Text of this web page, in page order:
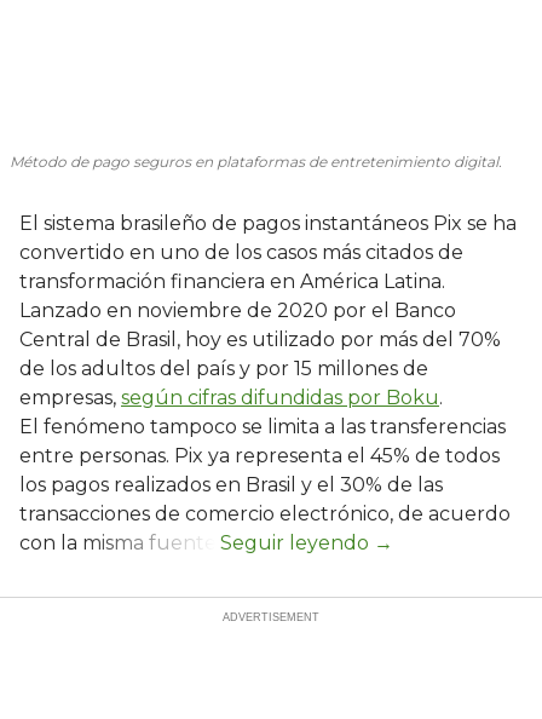
Método de pago seguros en plataformas de entretenimiento digital.
El sistema brasileño de pagos instantáneos Pix se ha
convertido en uno de los casos más citados de
transformación financiera en América Latina.
Lanzado en noviembre de 2020 por el Banco
Central de Brasil, hoy es utilizado por más del 70%
de los adultos del país y por 15 millones de
empresas, según cifras difundidas por Boku.
El fenómeno tampoco se limita a las transferencias
entre personas. Pix ya representa el 45% de todos
los pagos realizados en Brasil y el 30% de las
transacciones de comercio electrónico, de acuerdo
con la misma fuente.